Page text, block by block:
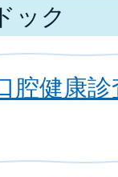
ック
腔健康